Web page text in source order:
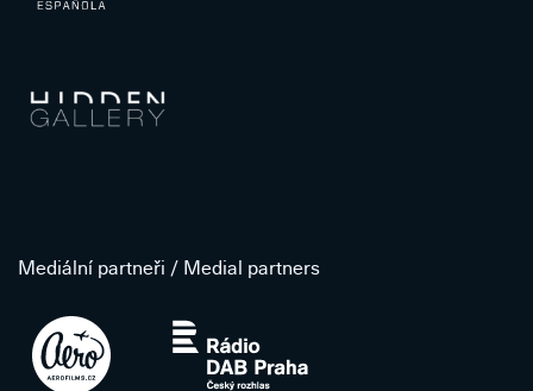
Mediální partneři / Medial partners